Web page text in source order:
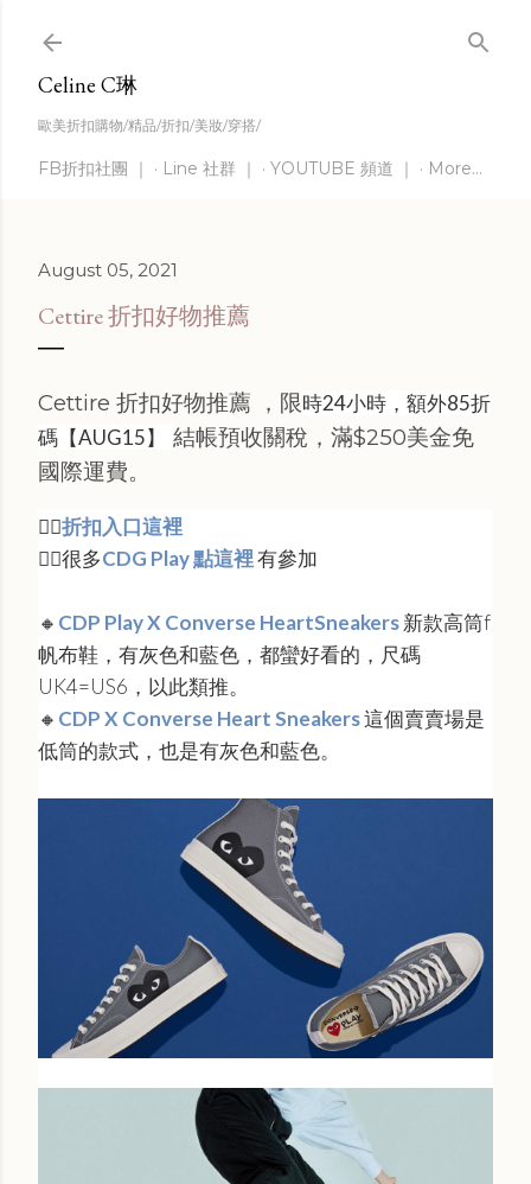
Celine C琳
歐美折扣購物/精品/折扣/美妝/穿搭/
FB折扣社團 ｜ Line 社群 ｜ YOUTUBE 頻道 ｜ More…
August 05, 2021
Cettire 折扣好物推薦
Cettire 折扣好物推薦 ，限時24小時，額外85折
碼【AUG15】 結帳預收關稅，滿$250美金免
國際運費。
👉🏻折扣入口這裡
👉🏻很多CDG Play 點這裡有參加
🔸 CDP Play X Converse HeartSneakers新款高筒f
帆布鞋，有灰色和藍色，都蠻好看的，尺碼
UK4=US6，以此類推。
🔸 CDP X Converse Heart Sneakers這個賣賣場是
低筒的款式，也是有灰色和藍色。